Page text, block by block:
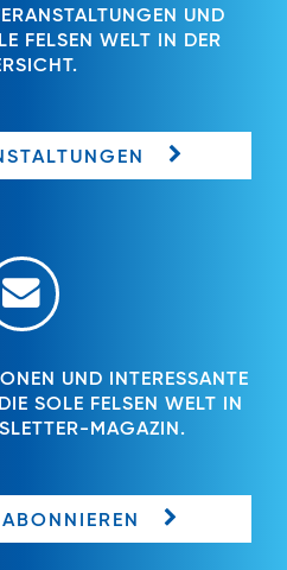
UND
FELSEN WELT IN DER
UND INTERESSANTE
SOLE FELSEN WELT IN
MAGAZIN.